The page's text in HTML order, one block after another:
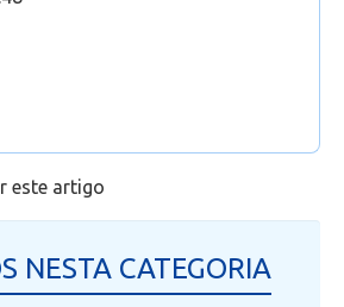
este artigo
NESTA CATEGORIA